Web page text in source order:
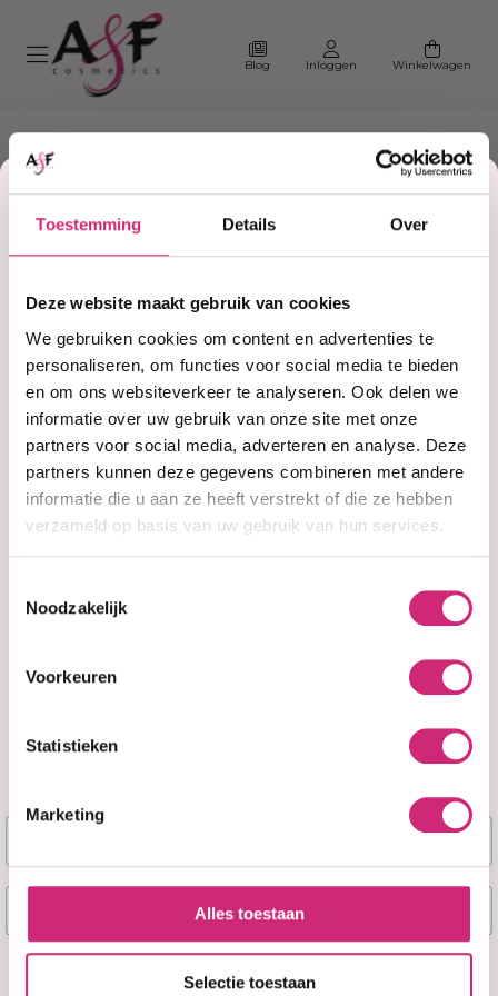
Toestemming Details Over
Deze website maakt gebruik van cookies
We gebruiken cookies om content en advertenties te
personaliseren, om functies voor social media te bieden
en om ons websiteverkeer te analyseren. Ook delen we
informatie over uw gebruik van onze site met onze
partners voor social media, adverteren en analyse. Deze
partners kunnen deze gegevens combineren met andere
informatie die u aan ze heeft verstrekt of die ze hebben
verzameld op basis van uw gebruik van hun services.
Noodzakelijk
Voorkeuren
Statistieken
Marketing
Alles toestaan
Selectie toestaan
Blog Inloggen Winkelwagen
Home
Producten getagd met
#finishing
Filter Sorteer
Route in Google Maps
KVK: 27260426
Korting
op je
eerste
bestelling
Naam
E-mail
Ja, stuur mij mijn 5% korting!